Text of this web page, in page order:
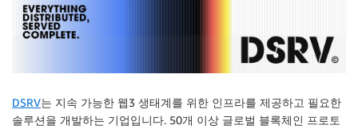
DSRV는 지속 가능한 웹3 생태계를 위한 인프라를 제공하고 필요한
솔루션을 개발하는 기업입니다. 50개 이상 글로벌 블록체인 프로토